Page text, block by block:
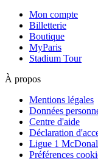
Mon compte
Billetterie
Boutique
MyParis
Stadium Tour
À propos
Mentions légales
Données
Centre d'aide
Déclaration
Ligue 1
Préférences